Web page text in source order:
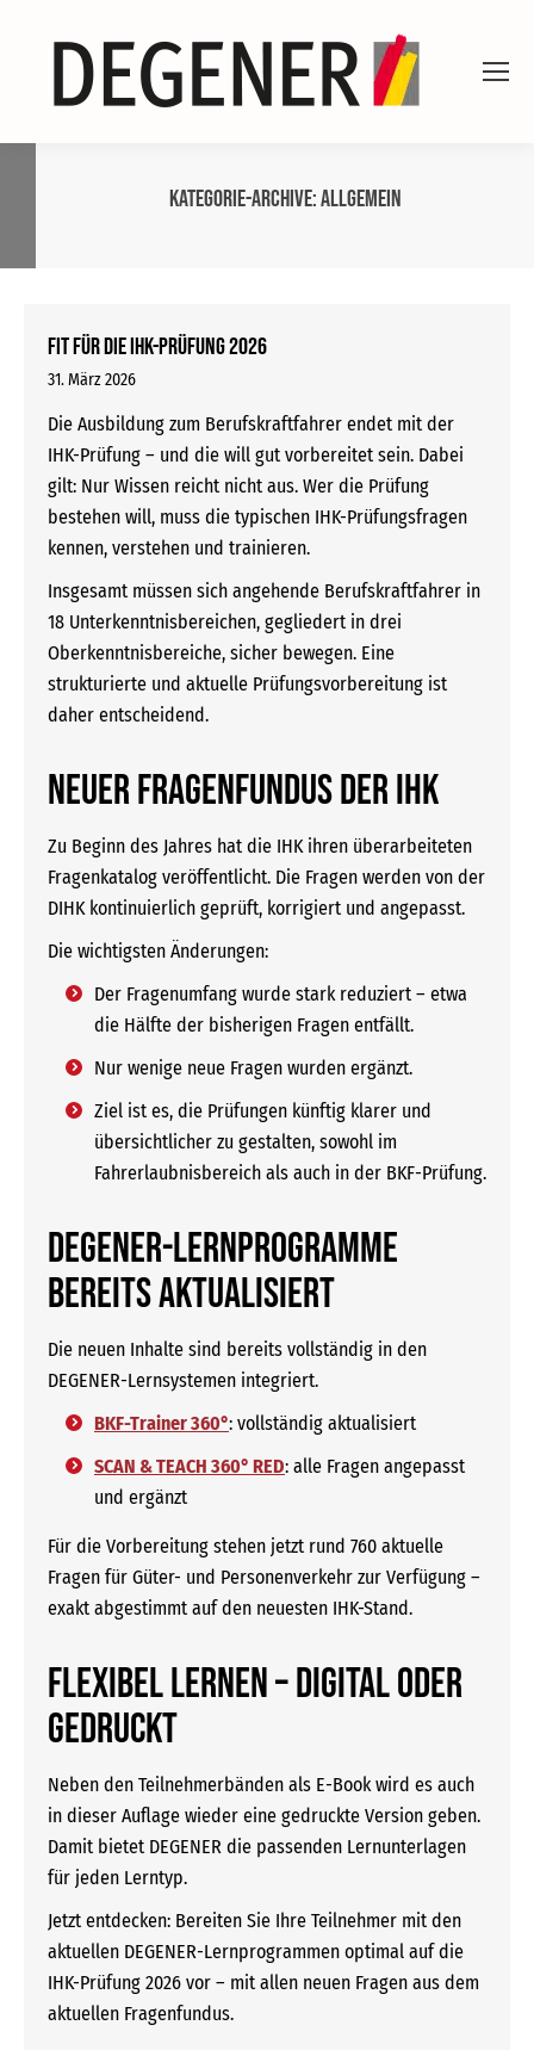
Kategorie-Archive:Allgemein
Fit für die IHK-Prüfung 2026
31. März 2026
Die Ausbildung zum Berufskraftfahrer endet mit der
IHK-Prüfung – und die will gut vorbereitet sein. Dabei
gilt: Nur Wissen reicht nicht aus. Wer die Prüfung
bestehen will, muss die typischen IHK-Prüfungsfragen
kennen, verstehen und trainieren.
Insgesamt müssen sich angehende Berufskraftfahrer in
18 Unterkenntnisbereichen, gegliedert in drei
Oberkenntnisbereiche, sicher bewegen. Eine
strukturierte und aktuelle Prüfungsvorbereitung ist
daher entscheidend.
Neuer Fragenfundus der IHK
Zu Beginn des Jahres hat die IHK ihren überarbeiteten
Fragenkatalog veröffentlicht. Die Fragen werden von der
DIHK kontinuierlich geprüft, korrigiert und angepasst.
Die wichtigsten Änderungen:
Der Fragenumfang wurde stark reduziert – etwa
die Hälfte der bisherigen Fragen entfällt.
Nur wenige neue Fragen wurden ergänzt.
Ziel ist es, die Prüfungen künftig klarer und
übersichtlicher zu gestalten, sowohl im
Fahrerlaubnisbereich als auch in der BKF-Prüfung.
DEGENER-Lernprogramme
bereits aktualisiert
Die neuen Inhalte sind bereits vollständig in den
DEGENER-Lernsystemen integriert.
BKF-Trainer 360°: vollständig aktualisiert
SCAN & TEACH 360° RED: alle Fragen angepasst
und ergänzt
Für die Vorbereitung stehen jetzt rund 760 aktuelle
Fragen für Güter- und Personenverkehr zur Verfügung –
exakt abgestimmt auf den neuesten IHK-Stand.
Flexibel lernen – digital oder
gedruckt
Neben den Teilnehmerbänden als E-Book wird es auch
in dieser Auflage wieder eine gedruckte Version geben.
Damit bietet DEGENER die passenden Lernunterlagen
für jeden Lerntyp.
Jetzt entdecken: Bereiten Sie Ihre Teilnehmer mit den
aktuellen DEGENER-Lernprogrammen optimal auf die
IHK-Prüfung 2026 vor – mit allen neuen Fragen aus dem
aktuellen Fragenfundus.